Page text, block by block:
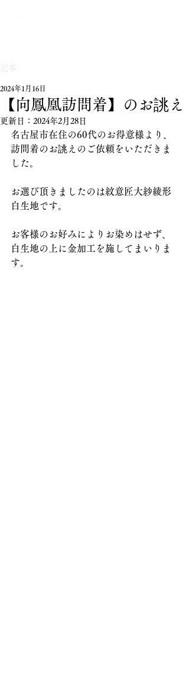
記事
【向鳳凰訪問着】のお誂え
2024年1月16日
更新日： 2024年2月28日
名古屋市在住の60代のお得意様より、
訪問着のお誂えのご依頼をいただきま
した。
お選び頂きましたのは紋意匠大紗綾形
白生地です。
お客様のお好みによりお染めはせず、
白生地の上に金加工を施してまいりま
す。